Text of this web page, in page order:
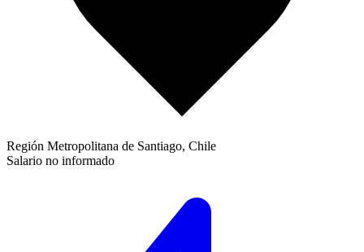
Región Metropolitana de Santiago, Chile
Salario no informado